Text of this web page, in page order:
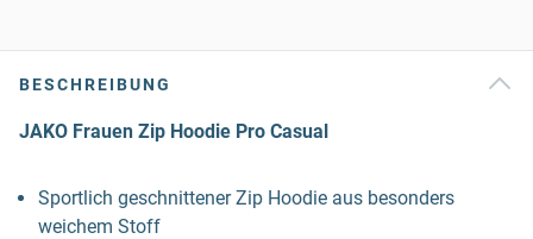
BESCHREIBUNG
JAKO Frauen Zip Hoodie Pro Casual
Sportlich geschnittener Zip Hoodie aus besonders
weichem Stoff